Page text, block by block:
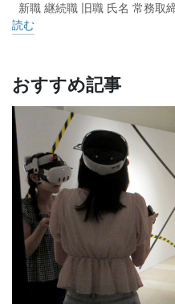
新職 継続職 旧職 氏名 常務取
読む
おすすめ記事